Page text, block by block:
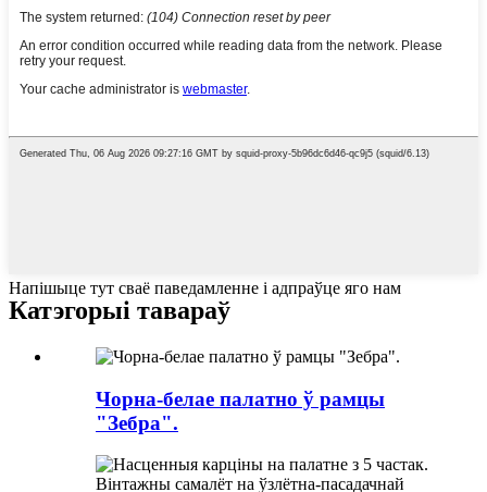
Напішыце тут сваё паведамленне і адпраўце яго нам
Катэгорыі тавараў
Чорна-белае палатно ў рамцы
"Зебра".